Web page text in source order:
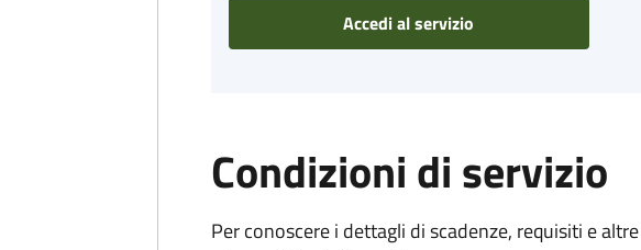
Accedi al servizio
Condizioni di servizio
Per conoscere i dettagli di scadenze, requisiti e